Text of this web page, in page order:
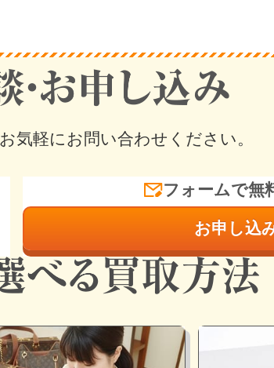
お気軽にお問い合わせください。
フォームで無
お申し込
グ